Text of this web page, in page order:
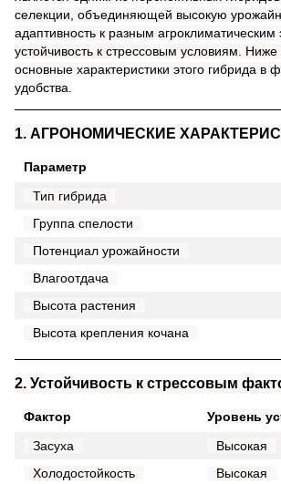
селекции, объединяющей высокую
адаптивность к разным агроклиматическим
устойчивость к стрессовым условиям.
основные характеристики этого гибрида в
удобства.
1. АГРОНОМИЧЕСКИЕ
Параметр
Тип гибрида
Группа спелости
Потенциал урожайности
Влагоотдача
Высота растения
Высота крепления кочана
2. Устойчивость к стрессовым
Фактор
Уровень
Засуха
Высокая
Холодостойкость
Высокая